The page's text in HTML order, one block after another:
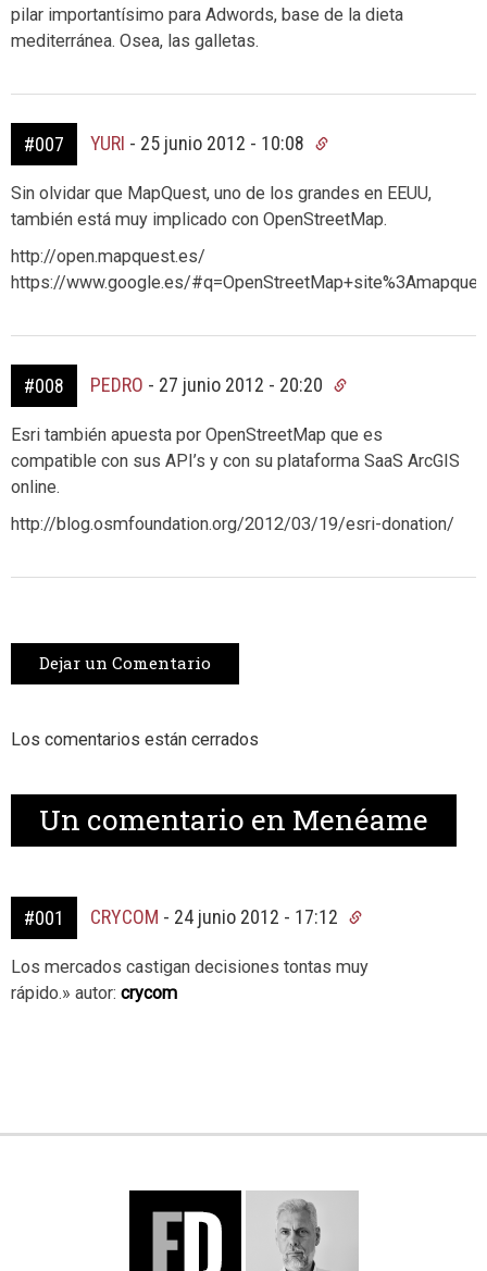
pilar importantísimo para Adwords, base de la dieta
mediterránea. Osea, las galletas.
#007 YURI - 25 junio 2012 - 10:08
Sin olvidar que MapQuest, uno de los grandes en EEUU,
también está muy implicado con OpenStreetMap.
http://open.mapquest.es/
https://www.google.es/
#008 PEDRO - 27 junio 2012 - 20:20
Esri también apuesta por OpenStreetMap que es
compatible con sus API’s y con su plataforma SaaS ArcGIS
online.
http://blog.osmfoundation.org/2012/03/19/esri-donation/
Dejar un Comentario
Los comentarios están cerrados
Un comentario en Menéame
#001 CRYCOM - 24 junio 2012 - 17:12
Los mercados castigan decisiones tontas muy
rápido.» autor: crycom